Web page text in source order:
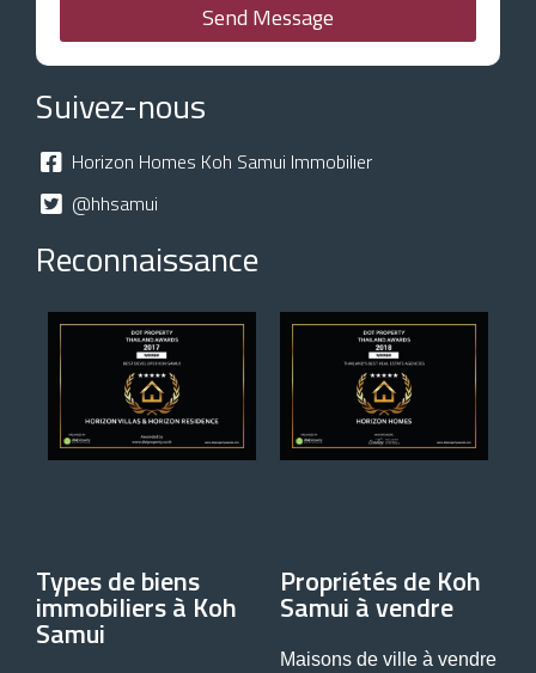
Send Message
Suivez-nous
Horizon Homes Koh Samui Immobilier
@hhsamui
Reconnaissance
Types de biens
immobiliers à Koh
Samui
Propriétés de Koh
Samui à vendre
Maisons de ville à vendre